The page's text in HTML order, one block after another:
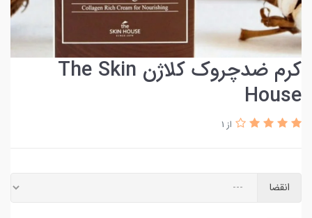
کرم ضدچروک کلاژن The Skin
House
از 1
انقضا